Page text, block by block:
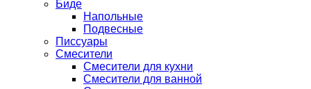
Биде
Напольные
Подвесные
Писсуары
Смесители
Смесители для кухни
Смесители для ванной